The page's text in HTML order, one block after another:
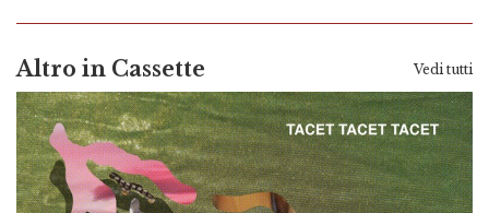
Altro in Cassette Vedi tutti